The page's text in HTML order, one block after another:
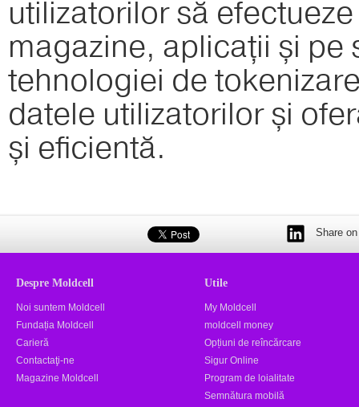
utilizatorilor să
magazine, aplicații și
tehnologiei de
datele utilizatorilor și
și eficientă.
Share
Despre Moldcell
Noi suntem Moldcell
Fundația Moldcell
Carieră
Contactaţi-ne
Magazine Moldcell
Utile
My Moldcell
moldcell money
Opțiuni de reîncărcare
Sigur Online
Program de loialitate
Semnătura mobilă